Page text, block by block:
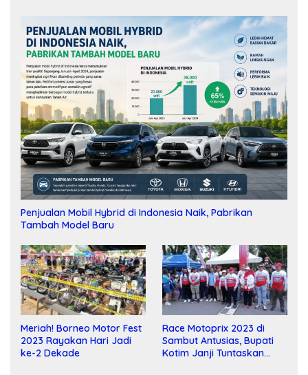
Penjualan Mobil Hybrid di Indonesia Naik, Pabrikan
Tambah Model Baru
Meriah! Borneo Motor Fest
2023 Rayakan Hari Jadi
ke-2 Dekade
Race Motoprix 2023 di
Sambut Antusias, Bupati
Kotim Janji Tuntaskan